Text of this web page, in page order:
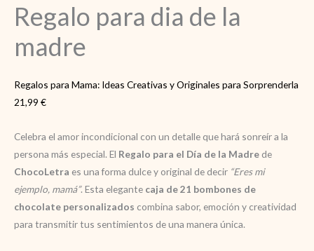
Regalo para dia de la
madre
Regalos para Mama: Ideas Creativas y Originales para Sorprenderla
21,99 €
Celebra el amor incondicional con un detalle que hará sonreír a la
persona más especial. El Regalo para el Día de la Madre de
ChocoLetra es una forma dulce y original de decir “Eres mi
ejemplo, mamá”. Esta elegante caja de 21 bombones de
chocolate personalizados combina sabor, emoción y creatividad
para transmitir tus sentimientos de una manera única.